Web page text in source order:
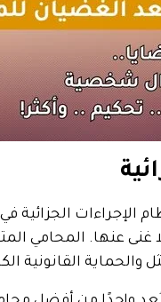
الإجراءات
غنى عنها. المحامي
القانونية